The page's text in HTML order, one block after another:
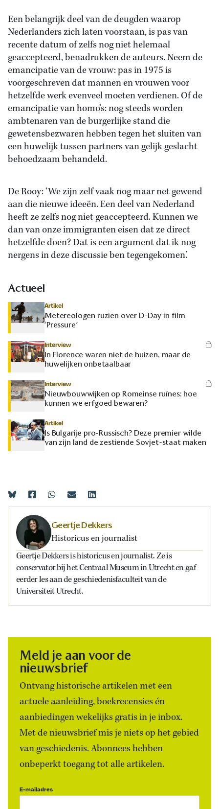
Een belangrijk deel van de deugden waarop
Nederlanders zich laten voorstaan, is pas van
recente datum of zelfs nog niet helemaal
geaccepteerd, benadrukken de auteurs. Neem de
emancipatie van de vrouw: pas in 1975 is
voorgeschreven dat mannen en vrouwen voor
hetzelfde werk evenveel moeten verdienen. Of de
emancipatie van homo’s: nog steeds worden
ambtenaren van de burgerlijke stand die
gewetensbezwaren hebben tegen het sluiten van
een huwelijk tussen partners van gelijk geslacht
behoedzaam behandeld.
De Rooy: ‘We zijn zelf vaak nog maar net gewend
aan die nieuwe ideeën. Een deel van Nederland
heeft ze zelfs nog niet geaccepteerd. Kunnen we
dan van onze immigranten eisen dat ze direct
hetzelfde doen? Dat is een argument dat ik nog
nergens in deze discussie ben tegengekomen.’
Actueel
Artikel
Metereologen ruziën over D-Day in film
‘Pressure’
Interview
In Florence waren niet de huizen, maar de
huwelijken onbetaalbaar
Interview
Nieuwbouwwijken op Romeinse ruïnes: hoe
kunnen we erfgoed bewaren?
Artikel
Is Bulgarije pro-Russisch? Deze premier wilde
van zijn land de zestiende Sovjet-staat maken
Geertje Dekkers
Historicus en journalist
Geertje Dekkers is historicus en journalist. Ze is
conservator bij het Centraal Museum in Utrecht en gaf
eerder les aan de geschiedenisfaculteit van de
Universiteit Utrecht.
Meld je aan voor de
nieuwsbrief
Ontvang historische artikelen met een
actuele aanleiding, boekrecensies én
aanbiedingen wekelijks gratis in je inbox.
Met de nieuwsbrief mis je niets op het gebied
van geschiedenis. Abonnees hebben
onbeperkt toegang tot alle artikelen.
E-mailadres